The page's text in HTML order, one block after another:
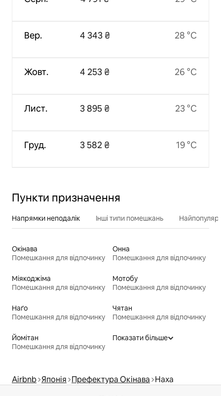
Вер.
Жовт.
Лист.
Груд.
4 343 ₴
4 253 ₴
3 895 ₴
3 582 ₴
28 °C
26 °C
23 °C
19 °C
Пункти призначення
Напрямки неподалік Інші типи помешкань
Окінава
Помешкання для відпочинку
Онна
Помешкання для відпочинку
Міякоджіма
Помешкання для відпочинку
Мотобу
Помешкання для відпочинку
Наґо
Помешкання для відпочинку
Чятан
Помешкання для відпочинку
Йомітан
Помешкання для відпочинку
Показати більше
Airbnb Японія Префектура Окінава Наха